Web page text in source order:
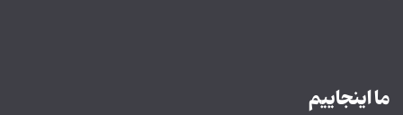
ما اینجاییم